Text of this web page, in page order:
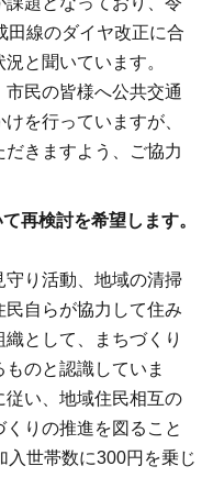
田線のダイヤ改正に合
と聞いています。
民の皆様へ公共交通
を行っていますが、
きますよう、ご協力
再検討を希望します。
り活動、地域の清掃
自らが協力して住み
として、まちづくり
のと認識していま
い、地域住民相互の
りの推進を図ること
入世帯数に300円を乗じ